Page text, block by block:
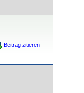
Beitrag zitieren